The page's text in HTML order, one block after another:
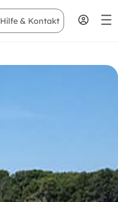
Hilfe & Kontakt